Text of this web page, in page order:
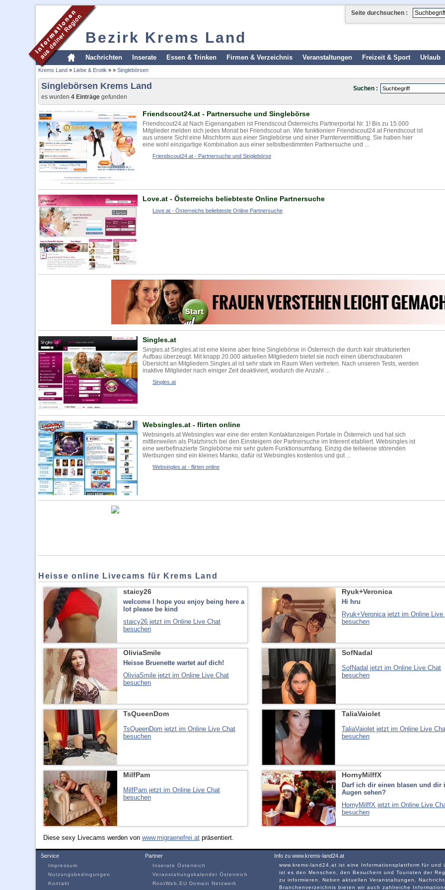
Bezirk Krems Land
Seite durchsuchen :
Nachrichten Inserate Essen & Trinken Firmen & Verzeichnis Veranstaltungen Freizeit & Sport Urlaub
Krems Land » Liebe & Erotik » » Singlebörsen
Singlebörsen Krems Land
es wurden 4 Einträge gefunden
Suchen :
Friendscout24.at - Partnersuche und Singlebörse
Friendscout24.at Nach Eigenangaben ist Friendscout Österreichs Partnerportal Nr. 1! Bis zu 15.000
Mitglieder melden sich jedes Monat bei Friendscout an. Wie funktionierr Friendscout24.at Friendscout ist
aus unsere Sicht eine Mischform aus einer Singlebörse und einer Parntervermittlung. Sie haben hier
eine wohl einzigartige Kombination aus einer selbstbestimmten Partnersuche und ...
Friendscout24.at - Partnersuche und Singlebörse
Love.at - Österreichs beliebteste Online Partnersuche
Love.at - Österreichs beliebteste Online Partnersuche
Singles.at
Singles.at Singles.at ist eine kleine aber feine Singlebörse in Österreich die durch kalr strukturierten
Aufbau überzeugt. Mit knapp 20.000 aktuellen Mitgliedern bietet sie noch einen überschaubaren
Übersicht an Mitgliedern.Singles.at ist sehr stark im Raum Wien vertreten. Nach unseren Tests, werden
inaktive Mitglieder nach einiger Zeit deaktiviert, wodurch die Anzahl ...
Singles.at
Websingles.at - flirten online
Websingels.at Websingles war eine der ersten Kontaktanzeigen Portale in Österreich und hat sich
mittlerweilen als Platzhirsch bei den Einsteigern der Partnersuche im Interent etabliert. Websingles ist
eine werbefinazierte Singlebörse mir sehr gutem Funktionsumfang. Einzig die teilweise störenden
Werbungen sind ein kleines Manko, dafür ist Websingles kostenlos und gut ...
Websingles.at - flirten online
Heisse online Livecams für Krems Land
staicy26
welcome I hope you enjoy being here a
lot please be kind
staicy26 jetzt im Online Live Chat
besuchen
OliviaSmile
Heisse Bruenette wartet auf dich!
OliviaSmile jetzt im Online Live Chat
besuchen
TsQueenDom
TsQueenDom jetzt im Online Live Chat
besuchen
MilfPam
MilfPam jetzt im Online Live Chat
besuchen
Ryuk+Veronica
Hi hru
Ryuk+Veronica jetzt im Online Live
besuchen
SofNadal
SofNadal jetzt im Online Live Chat
besuchen
TaliaVaiolet
TaliaVaiolet jetzt im Online Live
besuchen
HornyMilffX
Darf ich dir einen blasen und dir
Augen sehen?
HornyMilffX jetzt im Online Live
besuchen
Diese sexy Livecams werden von www.migraenefrei.at präsentiert.
Service
Impressum
Nutzungsbedingungen
Kontakt
Partner
Inserate Österreich
Veranstaltungskalender Österreich
RootWeb.EU Domain Netzwerk
Info zu www.krems-land24.at
www.krems-land24.at ist eine Informationsplattform für und
ist es den Menschen, den Besuchern und Touristen der
zu informieren. Neben aktuellen Veranstaltungen,
Branchenverzeichnis bieten wir auch zahlreiche